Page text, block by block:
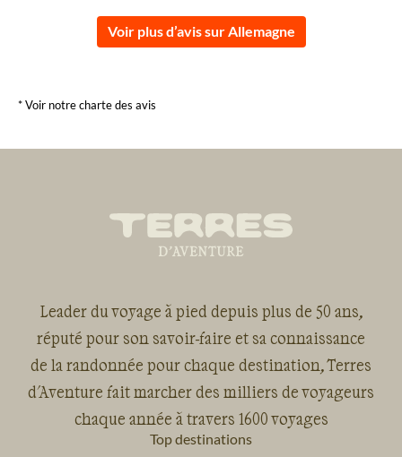
Voir plus d’avis sur Allemagne
* Voir notre charte des avis
Leader du voyage à pied depuis plus de 50 ans,
réputé pour son savoir-faire et sa connaissance
de la randonnée pour chaque destination, Terres
d'Aventure fait marcher des milliers de voyageurs
chaque année à travers 1600 voyages
Top destinations